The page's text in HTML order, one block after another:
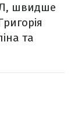
швидше
та